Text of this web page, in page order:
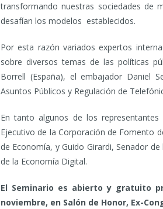
transformando nuestras sociedades de
desafían los modelos establecidos.
Por esta razón variados expertos
sobre diversos temas de las políticas
Borrell (España), el embajador Daniel
Asuntos Públicos y Regulación de
En tanto algunos de los
Ejecutivo de la Corporación de Fomento
de Economía, y Guido Girardi, Senador
de la Economía Digital.
El Seminario es abierto y gratuito
noviembre, en Salón de Honor, Ex-